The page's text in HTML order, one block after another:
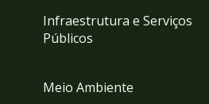
Infraestrutura e Serviços
Públicos
Meio Ambiente